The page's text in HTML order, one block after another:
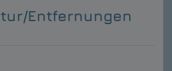
Entfernungen